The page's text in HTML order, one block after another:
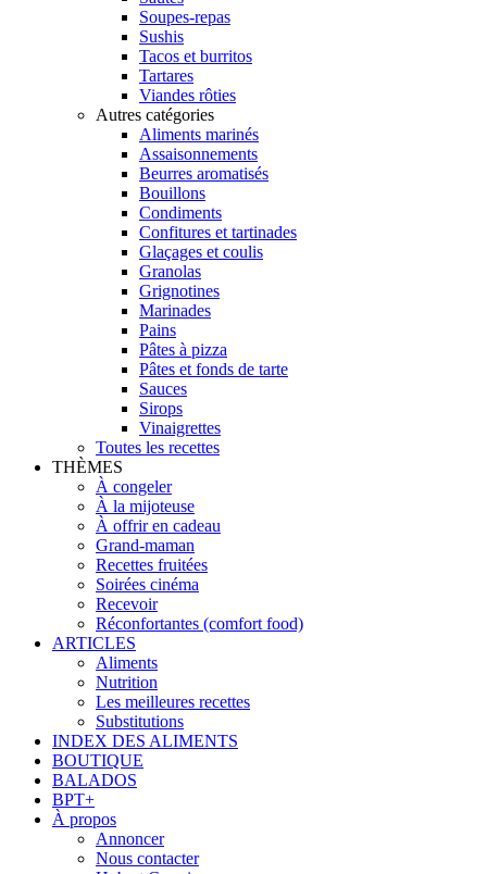
Soupes-repas
Sushis
Tacos et burritos
Tartares
Viandes rôties
Autres catégories
Aliments marinés
Assaisonnements
Beurres aromatisés
Bouillons
Condiments
Confitures et tartinades
Glaçages et coulis
Granolas
Grignotines
Marinades
Pains
Pâtes à pizza
Pâtes et fonds de tarte
Sauces
Sirops
Vinaigrettes
Toutes les recettes
THÈMES
À congeler
À la mijoteuse
À offrir en cadeau
Grand-maman
Recettes fruitées
Soirées cinéma
Recevoir
Réconfortantes (comfort food)
ARTICLES
Aliments
Nutrition
Les meilleures recettes
Substitutions
INDEX DES ALIMENTS
BOUTIQUE
BALADOS
BPT+
À propos
Annoncer
Nous contacter